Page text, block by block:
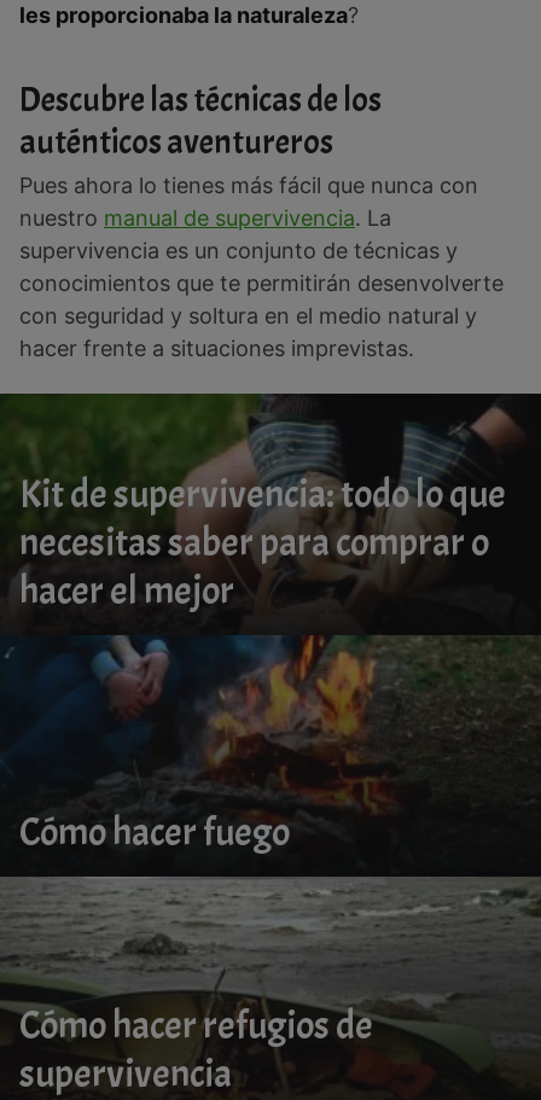
les proporcionaba la naturaleza?
Descubre las técnicas de los
auténticos aventureros
Pues ahora lo tienes más fácil que nunca con
nuestro manual de supervivencia. La
supervivencia es un conjunto de técnicas y
conocimientos que te permitirán desenvolverte
con seguridad y soltura en el medio natural y
hacer frente a situaciones imprevistas.
Kit de supervivencia: todo lo que
necesitas saber para comprar o
hacer el mejor
Cómo hacer fuego
Cómo hacer refugios de
supervivencia